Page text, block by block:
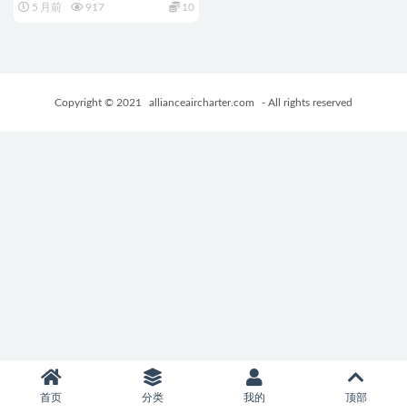
の魔導士～）Ver1.01 官中步兵
5 月前 917 10
Copyright © 2021 allianceaircharter.com - All rights reserved
首页 分类 我的 顶部